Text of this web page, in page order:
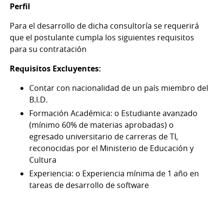
Perfil
Para el desarrollo de dicha consultoría se requerirá
que el postulante cumpla los siguientes requisitos
para su contratación
Requisitos Excluyentes:
Contar con nacionalidad de un país miembro del
B.I.D.
Formación Académica: o Estudiante avanzado
(mínimo 60% de materias aprobadas) o
egresado universitario de carreras de TI,
reconocidas por el Ministerio de Educación y
Cultura
Experiencia: o Experiencia mínima de 1 año en
tareas de desarrollo de software